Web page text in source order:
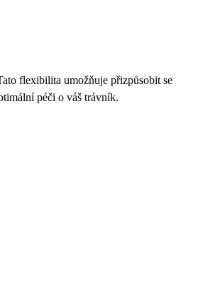
flexibilita umožňuje přizpůsobit se
péči o váš trávník.